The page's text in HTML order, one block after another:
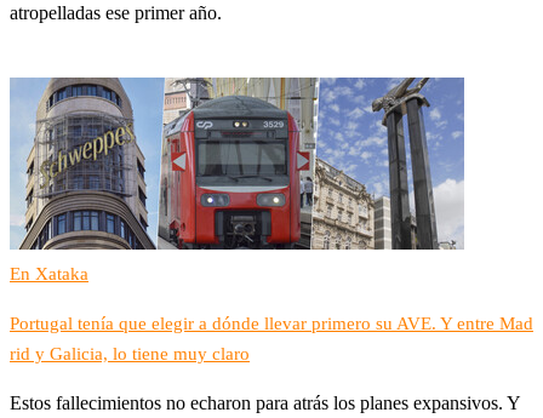
atropelladas ese primer año.
En Xataka
Portugal tenía que elegir a dónde llevar primero su AVE. Y entre Mad
rid y Galicia, lo tiene muy claro
Estos fallecimientos no echaron para atrás los planes expansivos. Y